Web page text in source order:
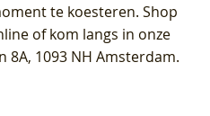
te koesteren. Shop
of kom langs in onze
8A, 1093 NH Amsterdam.